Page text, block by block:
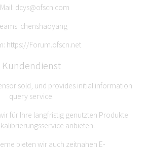
dcys@ofscn.com
chenshaoyang
https://Forum.ofscn.net
Kundendienst
sold, und provides initial information
query service.
für Ihre langfristig genutzten Produkte
anbieten.
bieten wir auch zeitnahen E-